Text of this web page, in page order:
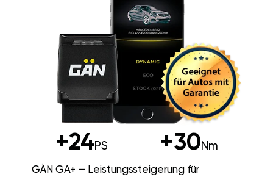
+24PS +30Nm
GÄN GA+ — Leistungssteigerung für